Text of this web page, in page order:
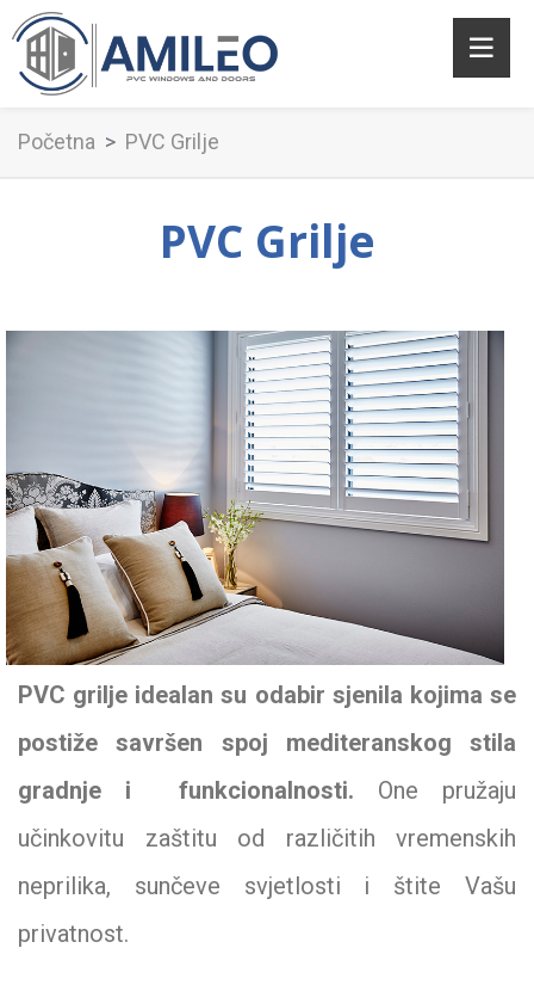
Početna PVC Grilje
PVC Grilje
PVC grilje idealan su odabir sjenila kojima se
postiže savršen spoj mediteranskog stila
gradnje i funkcionalnosti. One pružaju
učinkovitu zaštitu od različitih vremenskih
neprilika, sunčeve svjetlosti i štite Vašu
privatnost.